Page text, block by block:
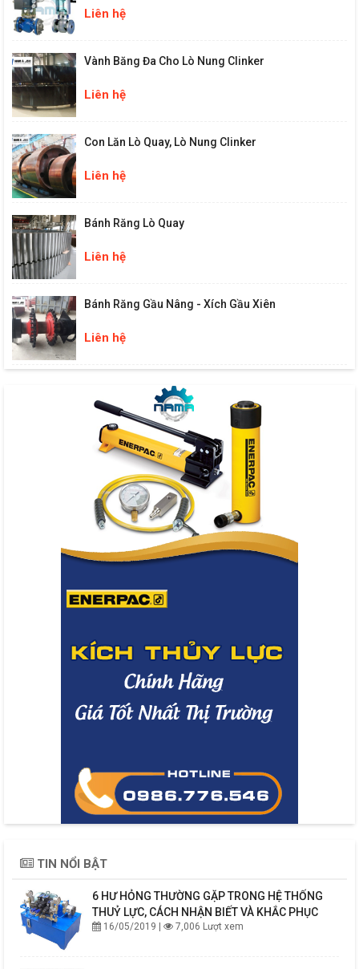
Liên hệ
Vành Băng Đa Cho Lò Nung Clinker
Liên hệ
Con Lăn Lò Quay, Lò Nung Clinker
Liên hệ
Bánh Răng Lò Quay
Liên hệ
Bánh Răng Gầu Nâng - Xích Gầu Xiên
Liên hệ
TIN NỔI BẬT
6 HƯ HỎNG THƯỜNG GẶP TRONG HỆ THỐNG
THUỶ LỰC, CÁCH NHẬN BIẾT VÀ KHẮC PHỤC
16/05/2019 | 7,006 Lượt xem